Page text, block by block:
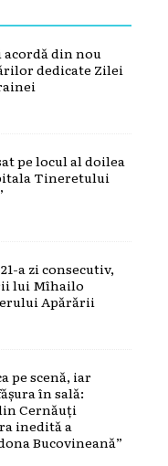
din nou
dedicate Zilei
pe locul al doilea
Tineretului
a zi consecutiv,
lui Mîhailo
Apărării
pe scenă, iar
în sală:
Cernăuți
inedită a
Bucovineană”